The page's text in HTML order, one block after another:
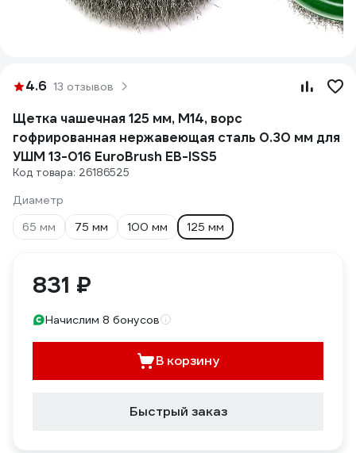
4.6 13 отзывов
Щетка чашечная 125 мм, М14, ворс
гофрированная нержавеющая сталь 0.30 мм для
УШМ 13-016 EuroBrush EB-ISS5
Код товара: 26186525
Диаметр
65 мм
75 мм 100 мм 125 мм
831 ₽
Начислим 8 бонусов
В корзину
Быстрый заказ